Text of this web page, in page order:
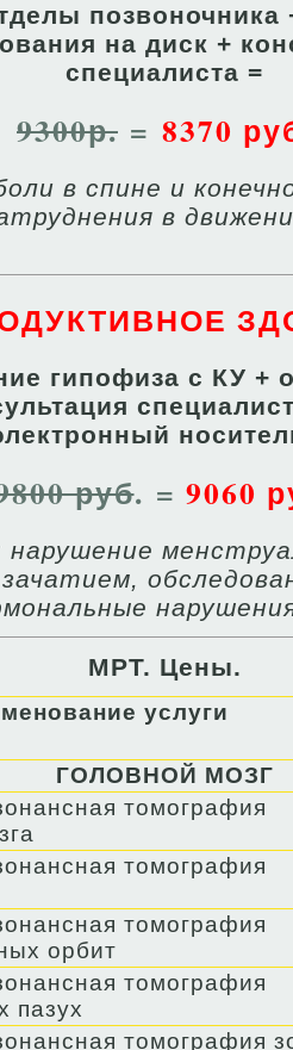
позвоночника
на диск +
специалиста =
9300р. = 8370
в спине и
в
гипофиза с КУ +
руб. = 9060
нарушение
МРТ. Цены.
услуги
ГОЛОВНОЙ МОЗГ
томография
томография
томография
орбит
томография
пазух
томография